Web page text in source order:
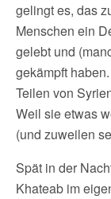
gelingt es, das
Menschen ein
gelebt und
gekämpft
Teilen von
Weil sie etwas
(und zuweilen
Spät in der
Khateab im